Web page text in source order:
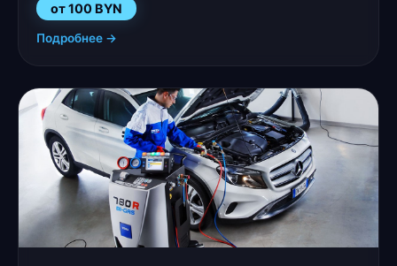
от 100 BYN
Подробнее →